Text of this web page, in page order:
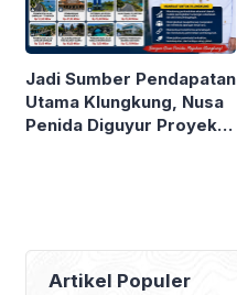
Jadi Sumber Pendapatan
Utama Klungkung, Nusa
Penida Diguyur Proyek
Artikel Populer